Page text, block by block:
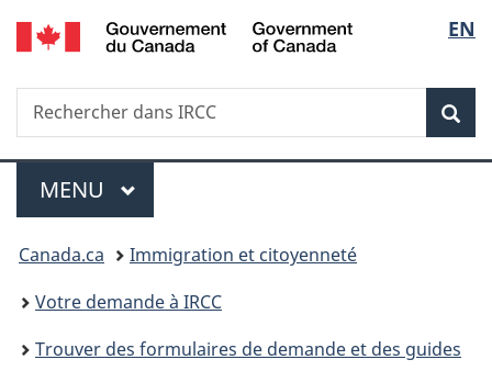
Passer
au
Passer
à
du
Passer
à
simplifiée
de
la
EN
Recherche
Rechercher
dans
Menu
MENU PRINCIPAL
Vous
êtes
ici :
Canada.ca
Immigration et citoyenneté
Votre demande à IRCC
Trouver des formulaires de demande et des guides